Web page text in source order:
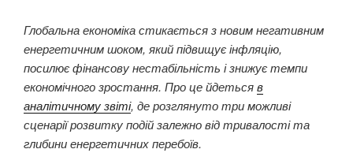
Глобальна економіка стикається з новим негативним
енергетичним шоком, який підвищує інфляцію,
посилює фінансову нестабільність і знижує темпи
економічного зростання. Про це йдетьсяв
аналітичному звіті, де розглянуто три можливі
сценарії розвитку подій залежно від тривалості та
глибини енергетичних перебоїв.